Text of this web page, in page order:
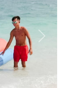
Next